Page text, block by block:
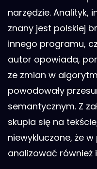
narzędzie. Analityk,
znany jest polskiej
innego programu,
autor opowiada,
ze zmian w
powodowały
semantycznym. Z
skupia się na
niewykluczone, że
analizować również